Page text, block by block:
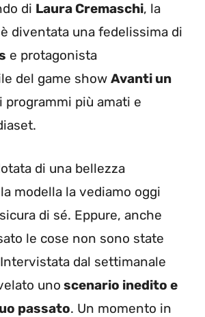
di Laura Cremaschi, la
diventata una fedelissima di
e protagonista
del game show Avanti un
programmi più amati e
di una bellezza
modella la vediamo oggi
di sé. Eppure, anche
le cose non sono state
dal settimanale
uno scenario inedito e
passato. Un momento in